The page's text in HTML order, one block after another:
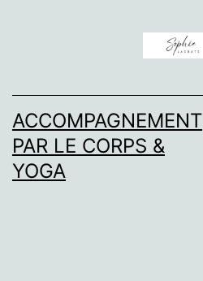
ACCOMPAGNEMENT
PAR LE CORPS &
YOGA